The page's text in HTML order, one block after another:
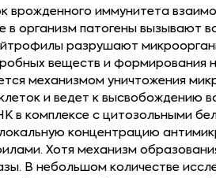
врожденного иммунитета
в организм патогены вызывают
разрушают
веществ и формирования
механизмом уничтожения
и ведет к высвобождению
в комплексе с цитозольными
концентрацию
Хотя механизм
В небольшом количестве